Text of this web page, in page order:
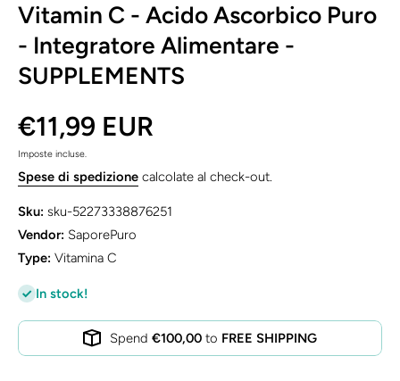
Vitamin C - Acido Ascorbico Puro
- Integratore Alimentare -
SUPPLEMENTS
€11,99 EUR
Imposte incluse.
Spese di spedizione calcolate al check-out.
Sku: sku-52273338876251
Vendor: SaporePuro
Type: Vitamina C
In stock!
Spend €100,00 to FREE SHIPPING